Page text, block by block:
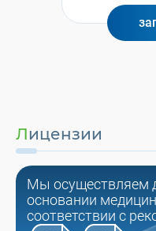
Лицензии
Мы осуществляем
основании
соответствии с